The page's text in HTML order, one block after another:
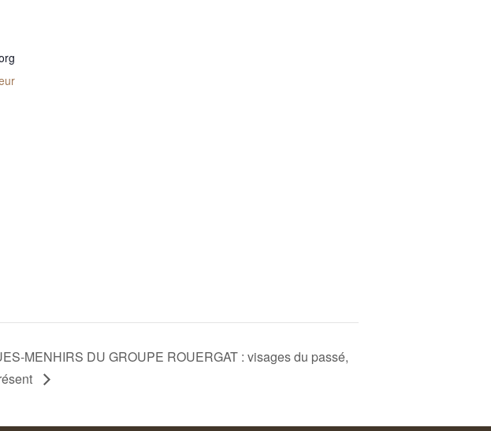
MENHIRS DU GROUPE ROUERGAT : visages du passé,